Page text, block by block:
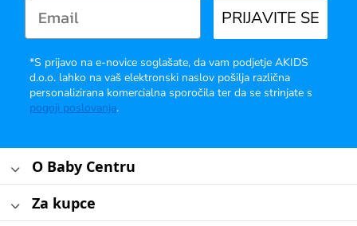
PRIJAVITE SE
*S prijavo na e-novice soglašate, da vam podjetje AKIDS
d.o.o. lahko na vaš elektronski naslov pošilja različna
personalizirana komercialna sporočila ter da se strinjate s
pogoji poslovanja.
O Baby Centru
Za kupce